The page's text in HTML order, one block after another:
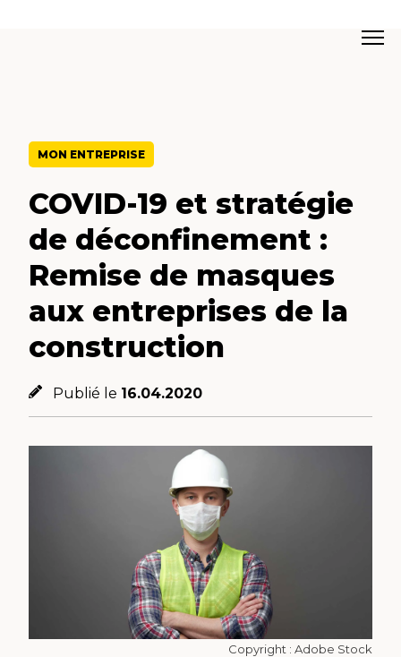
MON ENTREPRISE
COVID-19 et stratégie
de déconfinement :
Remise de masques
aux entreprises de la
construction
Publié le 16.04.2020
Copyright : Adobe Stock